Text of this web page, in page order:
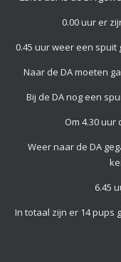
0.00 uur er
0.45 uur weer een
Naar de DA moeten
Bij de DA nog een
Om 4.30 uur
Weer naar de DA
6.45
In totaal zijn er 14 pups